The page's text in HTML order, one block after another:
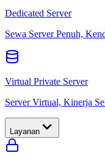
Dedicated Server
Sewa Server Penuh,
Virtual Private Server
Server Virtual, Kinerja
Layanan